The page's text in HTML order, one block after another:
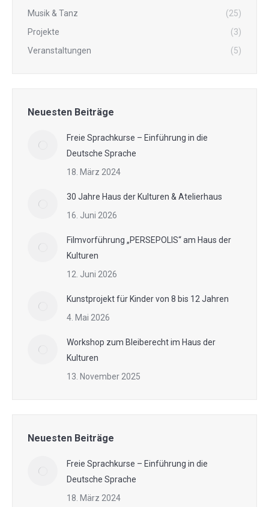
Musik & Tanz
(25)
Projekte
(3)
Veranstaltungen
(5)
Neuesten Beiträge
Freie Sprachkurse – Einführung in die
Deutsche Sprache
18. März 2024
30 Jahre Haus der Kulturen & Atelierhaus
16. Juni 2026
Filmvorführung „PERSEPOLIS“ am Haus der
Kulturen
12. Juni 2026
Kunstprojekt für Kinder von 8 bis 12 Jahren
4. Mai 2026
Workshop zum Bleiberecht im Haus der
Kulturen
13. November 2025
Neuesten Beiträge
Freie Sprachkurse – Einführung in die
Deutsche Sprache
18. März 2024